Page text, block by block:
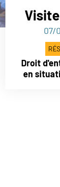
07/
Droit
en